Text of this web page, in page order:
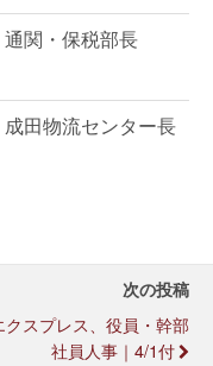
通関・保税部長
成田物流センター長
次の投稿
クスプレス、役員・幹部
社員人事｜4/1付